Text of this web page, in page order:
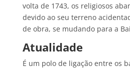
volta de 1743, os religiosos
devido ao seu terreno
de obra, se mudando para a
Atualidade
É um polo de ligação entre os